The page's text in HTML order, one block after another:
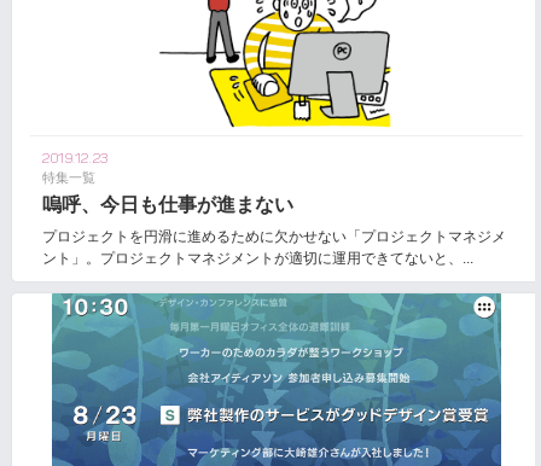
2019.12.23
特集一覧
嗚呼、今日も仕事が進まない
プロジェクトを円滑に進めるために欠かせない「プロジェクトマネジメ
ント」。プロジェクトマネジメントが適切に運用できてないと、...